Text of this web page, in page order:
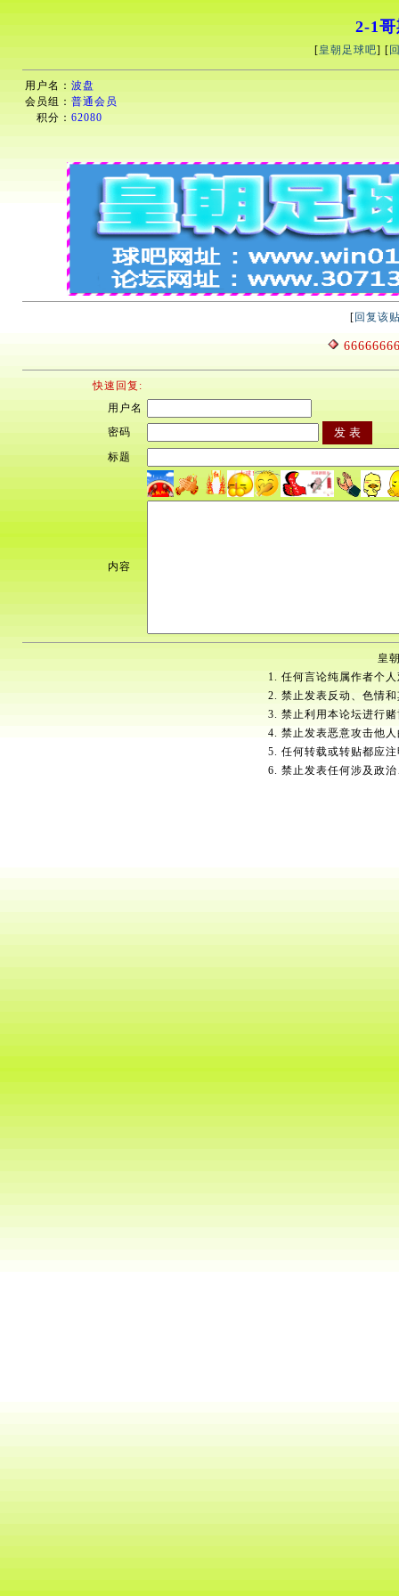
2-1
[皇朝足球吧] [
用户名： 波盘
会员组： 普通会员
积分： 62080
[ 回复该
快速回复:
用户名
密码
标题
内容
皇
1. 任何言论纯属作者个
2. 禁止发表反动、色情
3. 禁止利用本论坛进行
4. 禁止发表恶意攻击他
5. 任何转载或转贴都应
6. 禁止发表任何涉及政